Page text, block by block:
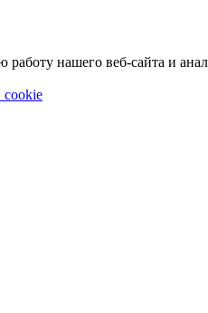
нашего веб-сайта и
cookie